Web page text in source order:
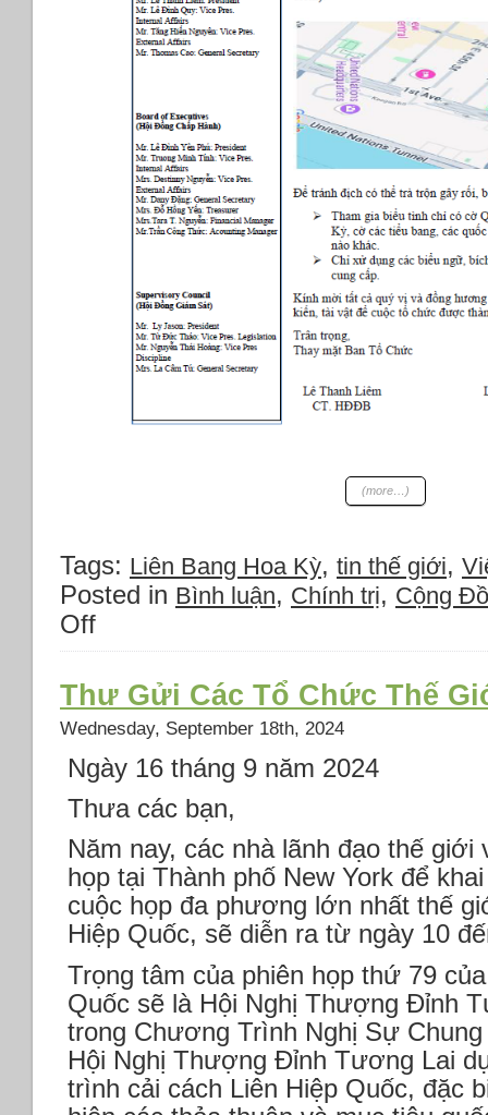
(more…)
Tags: Liên Bang Hoa Kỳ, tin thế giới,
Posted in Bình luận, Chính trị, Cộng
Offon
2:
Chi
tiết
điểm
tình
chống
CS
Tô
Lâm
tại
New
York
22
và
23
tháng
9,
2024
Thư Gửi Các Tổ Chức Thế
Wednesday, September 18th, 2024
Ngày 16 tháng 9 năm 2024
Thưa các bạn,
Năm nay, các nhà lãnh đạo thế giới
họp tại Thành phố New York để
cuộc họp đa phương lớn nhất thế
Hiệp Quốc, sẽ diễn ra từ ngày 10
Trọng tâm của phiên họp thứ 79
Quốc sẽ là Hội Nghị Thượng Đỉnh
trong Chương Trình Nghị Sự
Hội Nghị Thượng Đỉnh Tương Lai
trình cải cách Liên Hiệp Quốc, đặc